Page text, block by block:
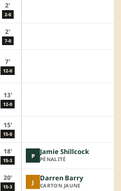
2'
2-0
2'
7-0
7'
12-0
13'
12-0
15'
15-0
18'
15-3
P Jamie Shillcock
PÉNALITÉ
20'
15-3
J Darren Barry
CARTON JAUNE